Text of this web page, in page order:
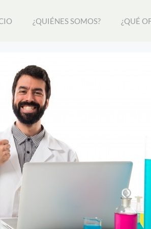
¿QUIÉNES SOMOS? ¿QUÉ